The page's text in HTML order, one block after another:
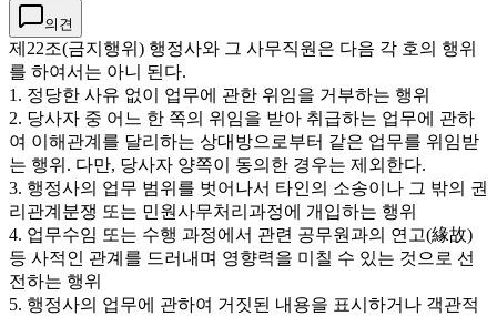
의견
제22조(금지행위) 행정사와 그 사무직원은 다음 각 호의 행위
를 하여서는 아니 된다.
1. 정당한 사유 없이 업무에 관한 위임을 거부하는 행위
2. 당사자 중 어느 한 쪽의 위임을 받아 취급하는 업무에 관하
여 이해관계를 달리하는 상대방으로부터 같은 업무를 위임받
는 행위. 다만, 당사자 양쪽이 동의한 경우는 제외한다.
3. 행정사의 업무 범위를 벗어나서 타인의 소송이나 그 밖의 권
리관계분쟁 또는 민원사무처리과정에 개입하는 행위
4. 업무수임 또는 수행 과정에서 관련 공무원과의 연고(緣故)
등 사적인 관계를 드러내며 영향력을 미칠 수 있는 것으로 선
전하는 행위
5. 행정사의 업무에 관하여 거짓된 내용을 표시하거나 객관적